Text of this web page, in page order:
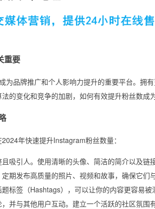
重要
为品牌推广和个人影响力提升的重要平台。拥
的变化和竞争的加剧，如何有效提升粉丝数成
年快速提升Instagram粉丝数量：
吸引人。使用清晰的头像、简洁的简介以及链
期发布高质量的照片、视频和故事，确保它们
标签（Hashtags），可以让你的内容更容易被
并与其他用户互动。建立一个活跃的社区氛围